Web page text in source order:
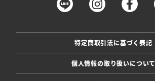
特定商取引法に基づく表記
個人情報の取り扱いについて